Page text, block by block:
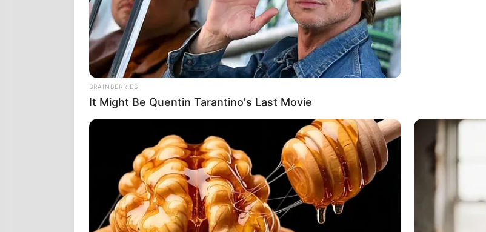
Το Rt.com αναφέρει:«Η τρομοκρατία κατά των παιδιών δεν
και αναζητούν ασφαλή καταφύγια, έρχονται σε εμάς. Αν θέλει ο
υποστηρίξουμε»,δήλωσε ο πρόεδρος, προφανώς αναφερόμενος
BRAINBERRIES
It Might Be Quentin Tarantino's Last Movie